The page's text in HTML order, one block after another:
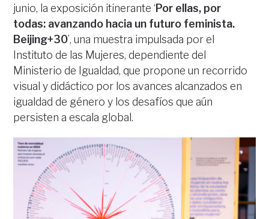
junio, la exposición itinerante ‘Por ellas, por
todas: avanzando hacia un futuro feminista.
Beijing+30’, una muestra impulsada por el
Instituto de las Mujeres, dependiente del
Ministerio de Igualdad, que propone un recorrido
visual y didáctico por los avances alcanzados en
igualdad de género y los desafíos que aún
persisten a escala global.